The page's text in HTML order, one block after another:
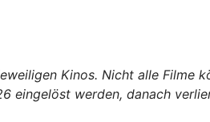
Kinos. Nicht alle Filme
eingelöst werden, danach